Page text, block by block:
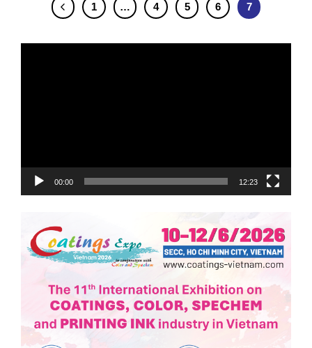
1 … 4 5 6 7
00:00 12:23